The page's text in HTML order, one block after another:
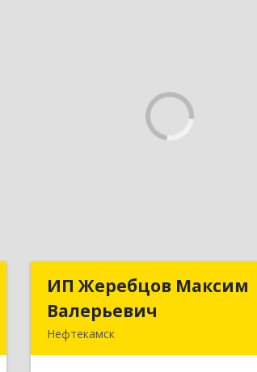
ИП Жеребцов Максим
Валерьевич
Нефтекамск
ИП Жеребцов